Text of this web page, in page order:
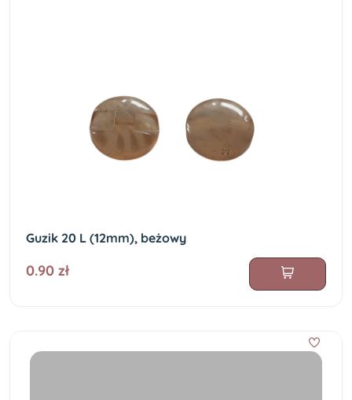
Guzik 20 L (12mm), beżowy
0.90 zł